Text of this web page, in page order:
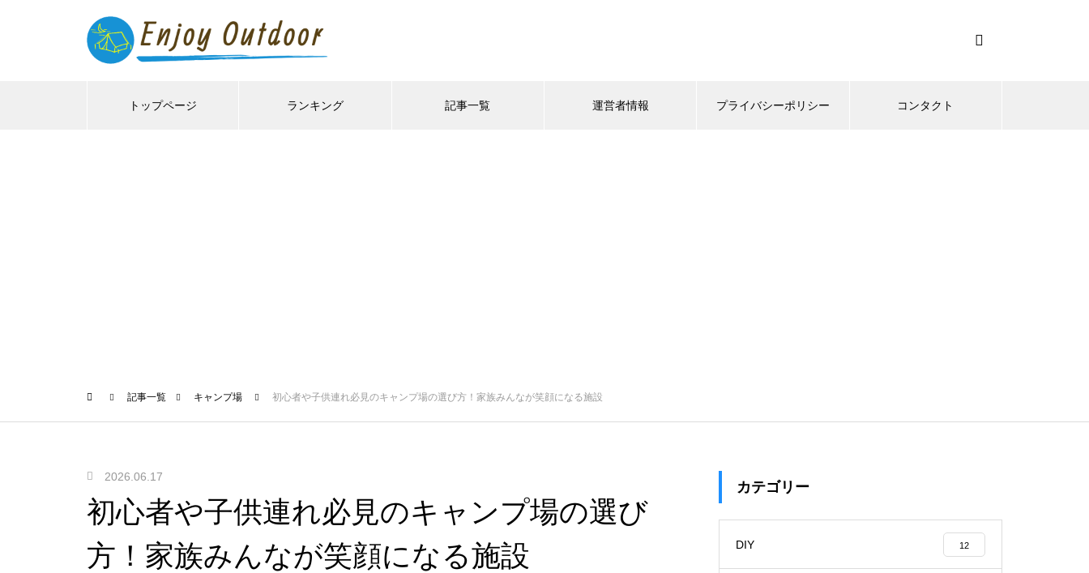
トップページ ランキング 記事一覧 運営者情報 プライバシーポリシー コンタクト
記事一覧 キャンプ場 初心者や子供連れ必見のキャンプ場の選び方！家族みんなが笑顔になる施設
2026.06.17
初心者や子供連れ必見のキャンプ場の選び
方！家族みんなが笑顔になる施設
カテゴリー
DIY 12